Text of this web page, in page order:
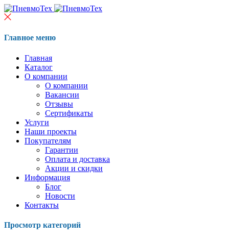
Главное меню
Главная
Каталог
О компании
О компании
Вакансии
Отзывы
Сертификаты
Услуги
Наши проекты
Покупателям
Гарантии
Оплата и доставка
Акции и скидки
Информация
Блог
Новости
Контакты
Просмотр категорий